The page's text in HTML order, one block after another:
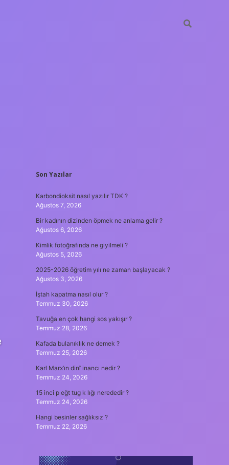
SIDEBAR
Son Yazılar
Karbondioksit nasıl yazılır TDK ?
Ağustos 7, 2026
Bir kadının dizinden öpmek ne anlama gelir ?
Ağustos 6, 2026
Kimlik fotoğrafında ne giyilmeli ?
Ağustos 5, 2026
2025-2026 öğretim yılı ne zaman başlayacak ?
Ağustos 3, 2026
İştah kapatma nasıl olur ?
Temmuz 30, 2026
Tavuğa en çok hangi sos yakışır ?
Temmuz 28, 2026
Kafada bulanıklık ne demek ?
Temmuz 25, 2026
Karl Marx’ın dinî inancı nedir ?
Temmuz 24, 2026
15 inci p eğt tug k lığı nerededir ?
Temmuz 24, 2026
Hangi besinler sağlıksız ?
Temmuz 22, 2026